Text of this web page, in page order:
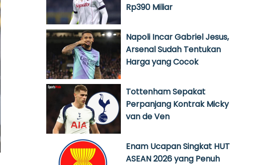
Rp390 Miliar
Napoli Incar Gabriel Jesus,
Arsenal Sudah Tentukan
Harga yang Cocok
Tottenham Sepakat
Perpanjang Kontrak Micky
van de Ven
Enam Ucapan Singkat HUT
ASEAN 2026 yang Penuh